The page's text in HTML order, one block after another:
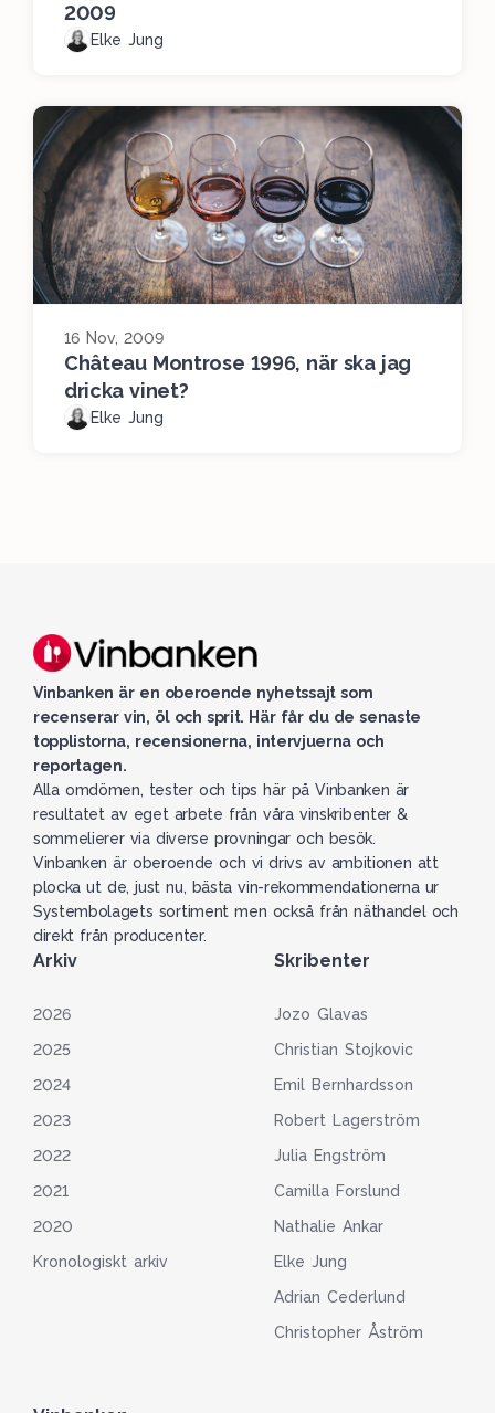
2009
Elke Jung
16 Nov, 2009
Château Montrose 1996, när ska jag
dricka vinet?
Elke Jung
Vinbanken är en oberoende nyhetssajt som
recenserar vin, öl och sprit. Här får du de senaste
topplistorna, recensionerna, intervjuerna och
reportagen.
Alla omdömen, tester och tips här på Vinbanken är
resultatet av eget arbete från våra vinskribenter &
sommelierer via diverse provningar och besök.
Vinbanken är oberoende och vi drivs av ambitionen att
plocka ut de, just nu, bästa vin-rekommendationerna ur
Systembolagets sortiment men också från näthandel och
direkt från producenter.
Arkiv
2026
2025
2024
2023
2022
2021
2020
Kronologiskt arkiv
Skribenter
Jozo Glavas
Christian Stojkovic
Emil Bernhardsson
Robert Lagerström
Julia Engström
Camilla Forslund
Nathalie Ankar
Elke Jung
Adrian Cederlund
Christopher Åström